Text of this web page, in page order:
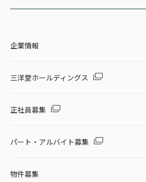
企業情報
三洋堂ホールディングス
正社員募集
パート・アルバイト募集
物件募集